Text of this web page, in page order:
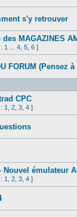
s'y retrouver‎
MAGAZINES
1 4 5 6 ]
FORUM (Pensez
CPC
1 2 3 4 ]
Nouvel émulateur
1 2 3 4 ]